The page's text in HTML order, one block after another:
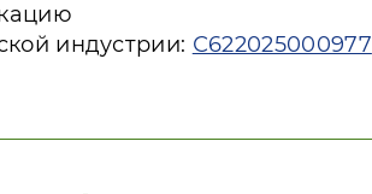
индустрии: С622025000977